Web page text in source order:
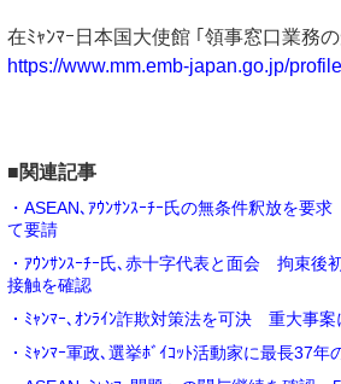
在ﾐｬﾝﾏｰ日本国大使館 ｢領事窓口業務
https://www.mm.emb-japan.go.jp/
■関連記事
・ASEAN､ｱｳﾝｻﾝｽｰﾁｰ氏の無条件釈放を要
て要請
・ｱｳﾝｻﾝｽｰﾁｰ氏､赤十字代表と面会 拘束後
接触を確認
・ﾐｬﾝﾏｰ､ｵﾝﾗｲﾝ詐欺対策法を可決 重大事
・ﾐｬﾝﾏｰ軍政､選挙ﾎﾞｲｺｯﾄ活動家に最長37年